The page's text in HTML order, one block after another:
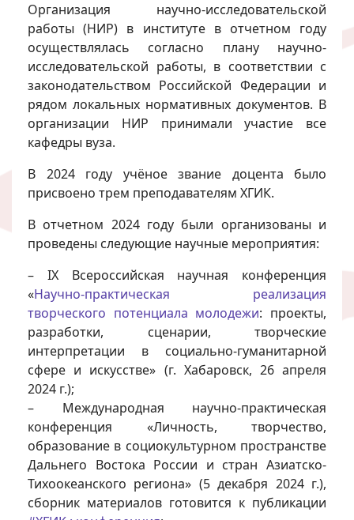
Организация научно-исследовательской
работы (НИР) в институте в отчетном году
осуществлялась согласно плану научно-
исследовательской работы, в соответствии с
законодательством Российской Федерации и
рядом локальных нормативных документов. В
организации НИР принимали участие все
кафедры вуза.
В 2024 году учёное звание доцента было
присвоено трем преподавателям ХГИК.
В отчетном 2024 году были организованы и
проведены следующие научные мероприятия:
– IХ Всероссийская научная конференция
«Научно-практическая реализация
творческого потенциала молодежи: проекты,
разработки, сценарии, творческие
интерпретации в социально-гуманитарной
сфере и искусстве» (г. Хабаровск, 26 апреля
2024 г.);
– Международная научно-практическая
конференция «Личность, творчество,
образование в социокультурном пространстве
Дальнего Востока России и стран Азиатско-
Тихоокеанского региона» (5 декабря 2024 г.),
сборник материалов готовится к публикации